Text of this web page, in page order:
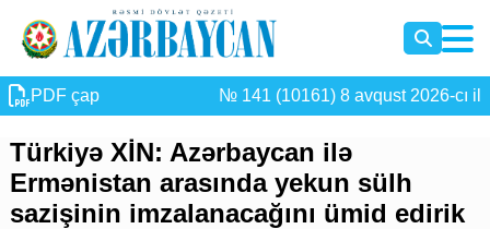
PDF çap № 141 (10161) 8 avqust 2026-cı il
Türkiyə XİN: Azərbaycan ilə
Ermənistan arasında yekun sülh
sazişinin imzalanacağını ümid edirik